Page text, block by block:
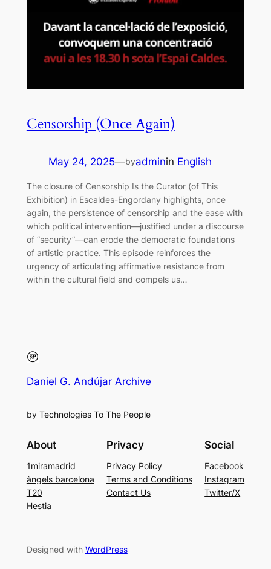
Censorship (Once Again)
May 24, 2025—byadminin English
The closure of Censorship Is the Curator (of This
Exhibition) in Escaldes-Engordany highlights, once
again, the persistence of censorship and the ease with
which political intervention—justified under a discourse
of “security”—can erode the democratic foundations
of artistic practice. This episode reinforces the
urgency of articulating affirmative resistance from
within the cultural field and compels us…
Daniel G. Andújar Archive
by Technologies To The People
About
1miramadrid
àngels barcelona
T20
Hestia
Privacy
Privacy Policy
Terms and Conditions
Contact Us
Social
Facebook
Instagram
Twitter/X
Designed with WordPress